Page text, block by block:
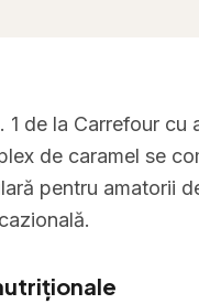
1 de la Carrefour cu
de caramel se
pentru amatorii